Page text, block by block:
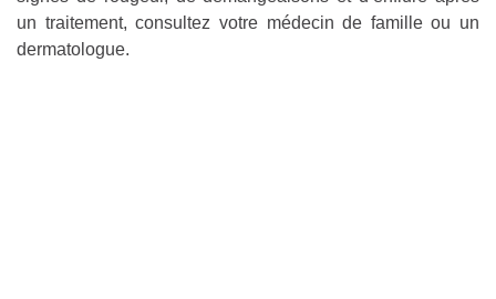
un traitement, consultez votre médecin de famille ou un
dermatologue.